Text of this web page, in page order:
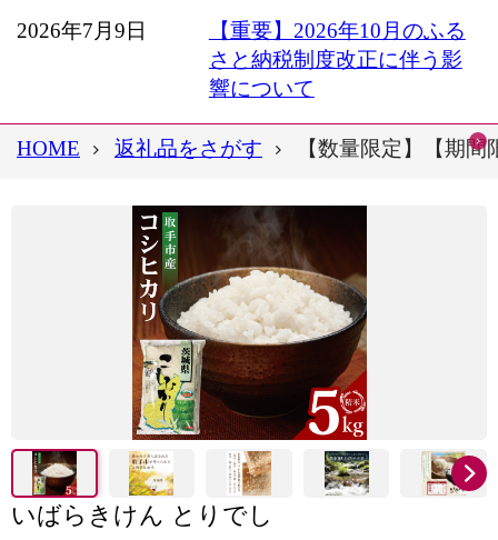
2026年7月9日
【重要】2026年10月のふる
さと納税制度改正に伴う影
響について
HOME 返礼品をさがす 【数量限定】【期
いばらきけん とりでし